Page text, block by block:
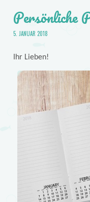
Persönliche
5. JANUAR 2018
Ihr Lieben!